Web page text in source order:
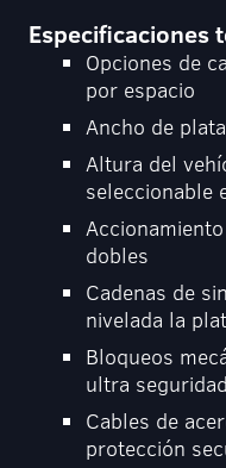
Especificaciones
Opciones de
por espacio
Ancho de
Altura del
seleccionable
dobles
Cadenas de
nivelada la
Bloqueos
ultra seguridad
Cables de
protección